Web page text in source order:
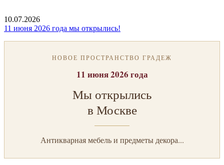
10.07.2026
11 июня 2026 года мы открылись!
НОВОЕ ПРОСТРАНСТВО ГРАДЕЖ
11 июня 2026 года
Мы открылись
в Москве
Антикварная мебель и предметы декора...